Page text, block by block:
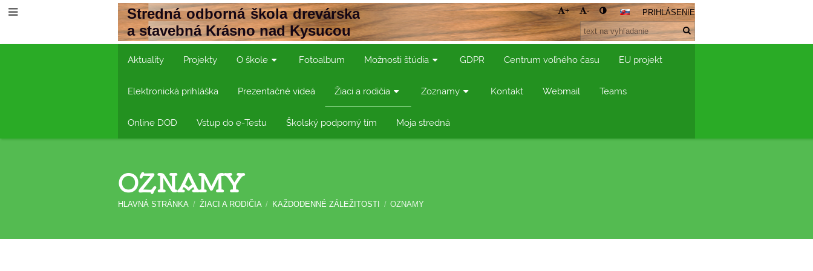
Stredná odborná škola drevárska
a stavebná Krásno nad Kysucou
+ - PRIHLÁSENIE
Aktuality Projekty O škole Fotoalbum Možnosti štúdia GDPR Centrum voľného času EU projekt
Elektronická prihláška Prezentačné videá Žiaci a rodičia Zoznamy Kontakt Webmail Teams
Online DOD Vstup do e-Testu Školský podporný tím Moja stredná
OZNAMY
HLAVNÁ STRÁNKA / ŽIACI A RODIČIA / KAŽDODENNÉ ZÁLEŽITOSTI / OZNAMY